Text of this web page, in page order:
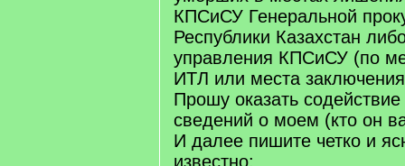
КПСиСУ Генеральной
Республики Казахстан
управления КПСиСУ (по
ИТЛ или места
Прошу оказать
сведений о моем (кто он
И далее пишите четко и
известно: